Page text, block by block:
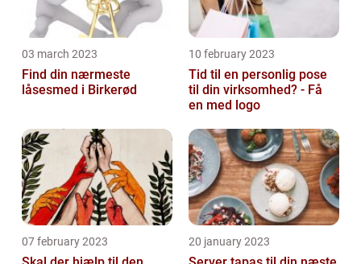
03 march 2023
Find din nærmeste
låsesmed i Birkerød
10 february 2023
Tid til en personlig pose
til din virksomhed? - Få
en med logo
07 february 2023 20 january 2023